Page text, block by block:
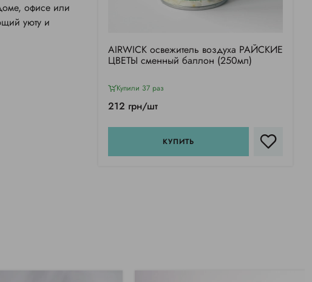
офисе или
уюту и
АIRWICK освежитель воздуха РАЙСКИЕ
ЦВЕТЫ сменный баллон (250мл)
Купили 37 раз
212 грн/шт
КУПИТЬ